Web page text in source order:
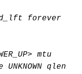
forever
mtu
qlen